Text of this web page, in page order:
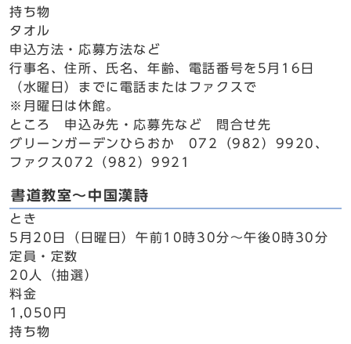
持ち物
タオル
申込方法・応募方法など
行事名、住所、氏名、年齢、電話番号を5月16日
（水曜日）までに電話またはファクスで
※月曜日は休館。
ところ 申込み先・応募先など 問合せ先
グリーンガーデンひらおか 072（982）9920、
ファクス072（982）9921
書道教室～中国漢詩
とき
5月20日（日曜日）午前10時30分～午後0時30分
定員・定数
20人（抽選）
料金
1,050円
持ち物